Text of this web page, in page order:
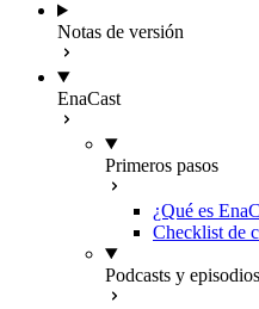
Notas de versión
EnaCast
Primeros pasos
¿Qué es
Checklist de
Podcasts y episodios